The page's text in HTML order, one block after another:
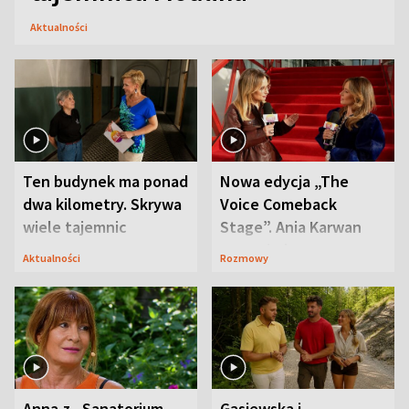
Aktualności
Ten budynek ma ponad
dwa kilometry. Skrywa
wiele tajemnic
Aktualności
Nowa edycja „The
Voice Comeback
Stage”. Ania Karwan
zapowiada
Rozmowy